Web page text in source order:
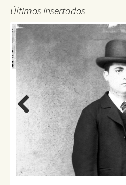
Últimos insertados
Previo